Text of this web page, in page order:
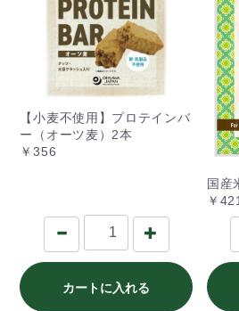
【小麦不使用】プロテインバ
ー（オーツ麦）2本
￥356
カートに入れる
国産
￥421